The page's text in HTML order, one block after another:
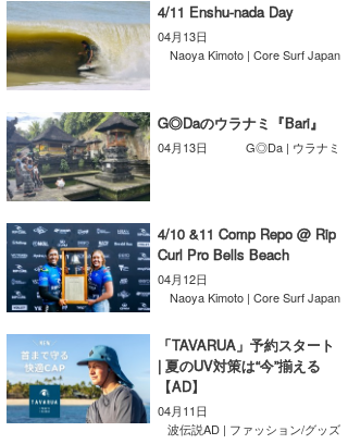
4/11 Enshu-nada Day
04月13日
Naoya Kimoto | Core Surf Japan
G◎Daのウラナミ『Bari』
04月13日 G◎Da | ウラナミ
4/10 &11 Comp Repo @ Rip
Curl Pro Bells Beach
04月12日
Naoya Kimoto | Core Surf Japan
「TAVARUA」予約スタート
| 夏のUV対策は“今”揃える
【AD】
04月11日
波伝説AD | ファッション/グッズ
OYZ
Soulman
VAGY
waka☆=
YUKI☆
ハンマー
まっきー